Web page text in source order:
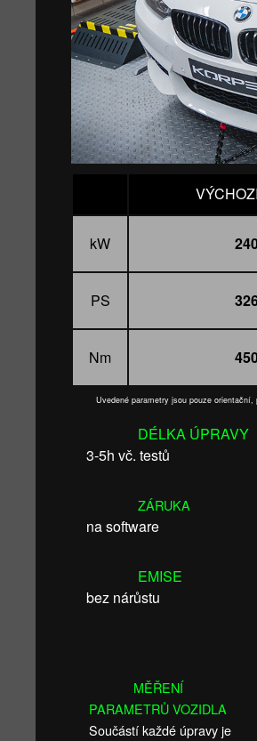
kW
PS
Nm
Uvedené parametry jsou pouze
DÉLKA ÚPRAVY
3-5h vč. testů
ZÁRUKA
na software
EMISE
bez nárůstu
MĚŘENÍ
PARAMETRŮ VOZIDLA
Součástí každé úpravy je